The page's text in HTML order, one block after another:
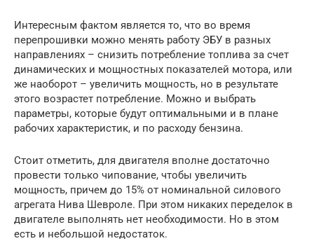
Интересным фактом является то, что во время
перепрошивки можно менять работу ЭБУ в разных
направлениях – снизить потребление топлива за счет
динамических и мощностных показателей мотора, или
же наоборот – увеличить мощность, но в результате
этого возрастет потребление. Можно и выбрать
параметры, которые будут оптимальными и в плане
рабочих характеристик, и по расходу бензина.
Стоит отметить, для двигателя вполне достаточно
провести только чипование, чтобы увеличить
мощность, причем до 15% от номинальной силового
агрегата Нива Шевроле. При этом никаких переделок в
двигателе выполнять нет необходимости. Но в этом
есть и небольшой недостаток.